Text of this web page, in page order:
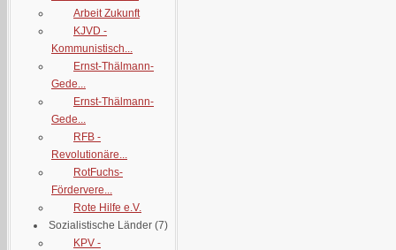
Arbeit Zukunft
KJVD -
Kommunistisch...
Ernst-Thälmann-
Gede...
Ernst-Thälmann-
Gede...
RFB -
Revolutionäre...
RotFuchs-
Fördervere...
Rote Hilfe e.V.
Sozialistische Länder (7)
KPV -